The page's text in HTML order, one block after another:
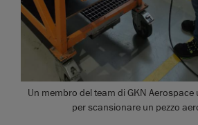
Un membro del team di GKN Aerospace
per scansionare un pezzo